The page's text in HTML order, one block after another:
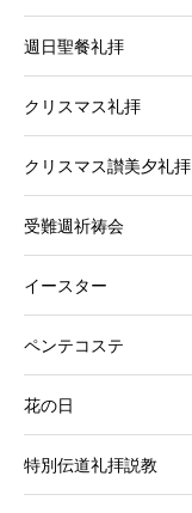
週日聖餐礼拝
クリスマス礼拝
クリスマス讃美夕礼拝
受難週祈祷会
イースター
ペンテコステ
花の日
特別伝道礼拝説教